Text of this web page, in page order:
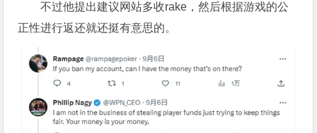
不过他提出建议网站多收rake，然后根据游戏的公
正性进行返还就还挺有意思的。